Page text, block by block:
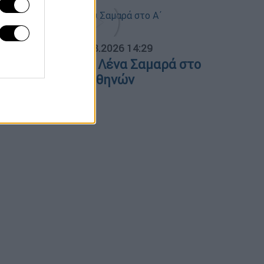
07.08.2026 14:29
για τη Λένα Σαμαρά στο
Νεκροταφείο Αθηνών